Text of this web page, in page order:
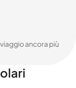
ancora più